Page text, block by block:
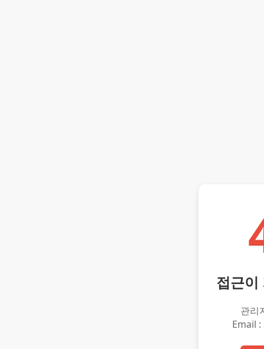
접근이
관리
Email